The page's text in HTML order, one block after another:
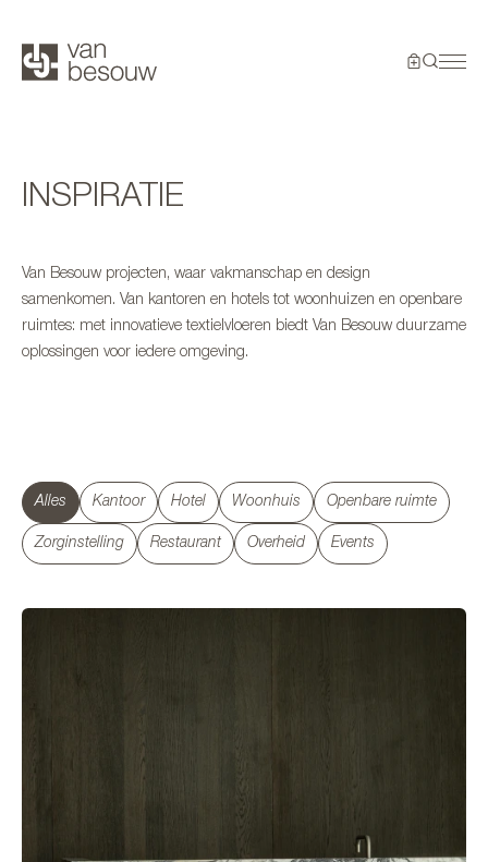
INSPIRATIE
Van Besouw projecten, waar vakmanschap en design
samenkomen. Van kantoren en hotels tot woonhuizen en openbare
ruimtes: met innovatieve textielvloeren biedt Van Besouw duurzame
oplossingen voor iedere omgeving.
Alles Kantoor Hotel Woonhuis Openbare ruimte
Zorginstelling Restaurant Overheid Events